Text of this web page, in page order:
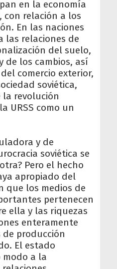
en la economía
con relación a los
En las naciones
las relaciones de
del suelo,
de los cambios, así
comercio exterior,
soviética,
revolución
URSS como un
y de
soviética se
Pero el hecho
apropiado del
que los medios de
pertenecen
ella y las riquezas
enteramente
de producción
El estado
modo a la